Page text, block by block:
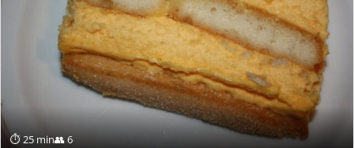
⏱ 25 min👥 6